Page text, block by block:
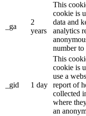
_ga
2
years
This
cookie is
data and
analytics
number
_gid 1 day
This
cookie is
use a
report of
collected
where
an